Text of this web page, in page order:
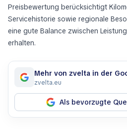
Preisbewertung berücksichtigt
Servicehistorie sowie regionale
eine gute Balance zwischen
erhalten.
Mehr von zvelta in der
zvelta.eu
Als bevorzugte